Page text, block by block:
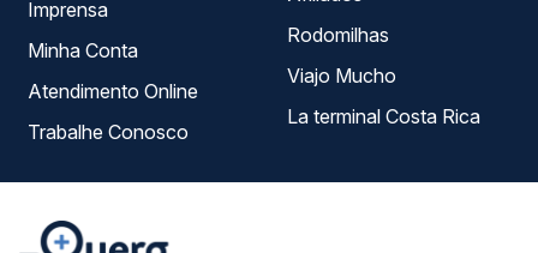
Imprensa
Minha Conta
Atendimento Online
Trabalhe Conosco
Rodomilhas
Viajo Mucho
La terminal Costa Rica